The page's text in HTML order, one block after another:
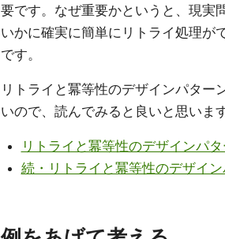
要です。なぜ重要かというと、現実
いかに確実に簡単にリトライ処理が
です。
リトライと冪等性のデザインパター
いので、読んでみると良いと思います
リトライと冪等性のデザインパ
続・リトライと冪等性のデザイ